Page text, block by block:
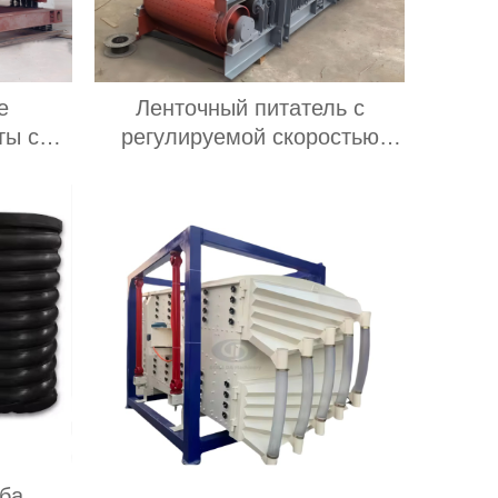
со
для
со
для
Ленточный питатель с
регулируемой скоростью
подачи; ленточный питатель
для угольных мельниц